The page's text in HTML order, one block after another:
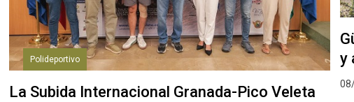
Polideportivo
La Subida Internacional Granada-Pico Veleta
y